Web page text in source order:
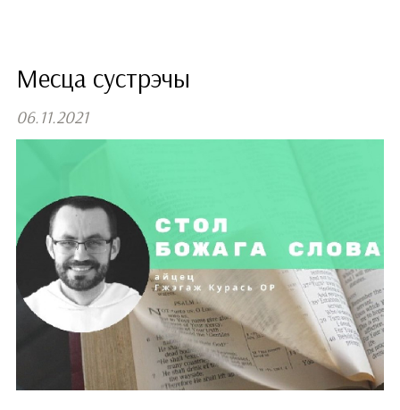
Месца сустрэчы
06.11.2021